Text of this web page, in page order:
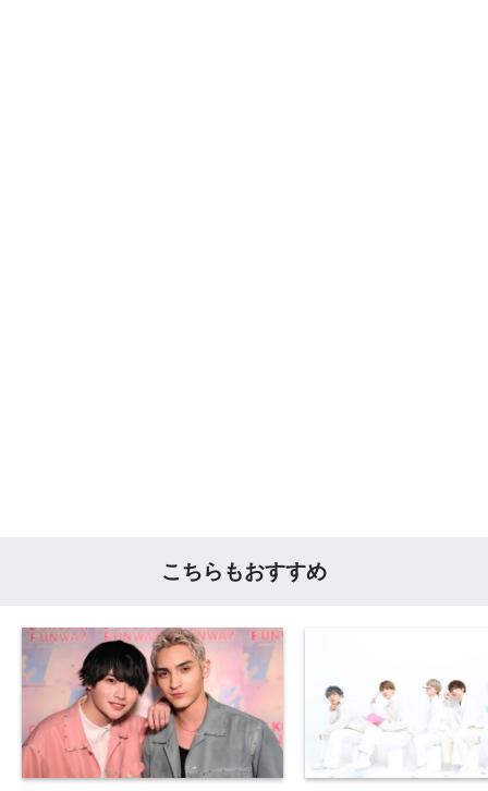
こちらもおすすめ